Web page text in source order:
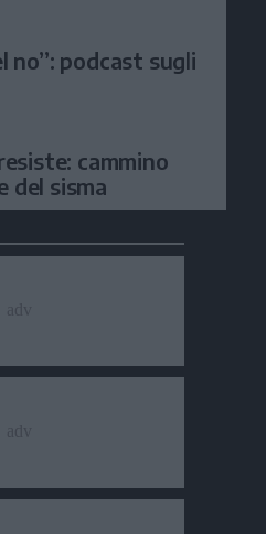
no”: podcast sugli
cammino
del sisma